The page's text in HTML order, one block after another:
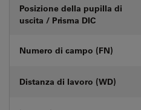
Posizione della pupilla di
uscita / Prisma DIC
Numero di campo (FN)
Distanza di lavoro (WD)